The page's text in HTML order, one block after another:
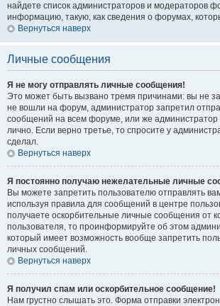
найдете список администраторов и модераторов
информацию, такую, как сведения о форумах,
Вернуться наверх
Личные сообщения
Я не могу отправлять личные сообщения!
Это может быть вызвано тремя причинами: вы не
не вошли на форум, администратор запретил
сообщений на всем форуме, или же администратор
лично. Если верно третье, то спросите у
сделал.
Вернуться наверх
Я постоянно получаю нежелательные личные
Вы можете запретить пользователю отправлять
используя правила для сообщений в центре
получаете оскорбительные личные сообщения от
пользователя, то проинформируйте об этом
который имеет возможность вообще запретить
личных сообщений.
Вернуться наверх
Я получил спам или оскорбительное сообщение!
Нам грустно слышать это. Форма отправки